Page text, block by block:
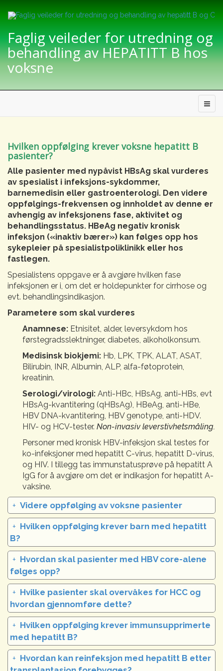
Faglig veileder for utredning og
behandling av HEPATITT B hos
voksne
Hvilken oppfølging krever voksne hepatitt B
pasienter?
Alle pasienter med nypåvist HBsAg skal vurderes
av spesialist i infeksjons-sykdommer,
barnemedisin eller gastroenterologi. Den videre
oppfølgings-frekvensen og innholdet av denne er
avhengig av infeksjonens fase, aktivitet og
behandlingsstatus. HBeAg negativ kronisk
infeksjon («inaktiv bærer») kan følges opp hos
sykepleier på spesialistpoliklinikk eller hos
fastlegen.
Spesialistens oppgave er å avgjøre hvilken fase
infeksjonen er i, om det er holdepunkter for cirrhose og
evt. behandlingsindikasjon.
Parametere som skal vurderes
Anamnese: Etnisitet, alder, leversykdom hos
førstegradsslektninger, diabetes, alkoholkonsum.
Medisinsk biokjemi: Hb, LPK, TPK, ALAT, ASAT,
Bilirubin, INR, Albumin, ALP, alfa-føtoprotein,
kreatinin.
Serologi/virologi: Anti-HBc, HBsAg, anti-HBs, evt
HBsAg-kvantitering (qHBsAg), HBeAg, anti-HBe,
HBV DNA-kvantitering, HBV genotype, anti-HDV.
HIV- og HCV-tester. Non-invasiv leverstivhetsmåling.
Personer med kronisk HBV-infeksjon skal testes for
ko-infeksjoner med hepatitt C-virus, hepatitt D-virus,
og HIV. I tillegg tas immunstatusprøve på hepatitt A
IgG for å avgjøre om det er indikasjon for hepatitt A-
vaksine.
+ Videre oppfølging av voksne pasienter
+ Hvilken oppfølging krever barn med hepatitt
B?
+ Hvordan skal pasienter med HBV core-alene
følges opp?
+ Hvilke pasienter skal overvåkes for HCC og
hvordan gjennomføre dette?
+ Hvilken oppfølging krever immunsupprimerte
med hepatitt B?
+ Hvordan kan reinfeksjon med hepatitt B etter